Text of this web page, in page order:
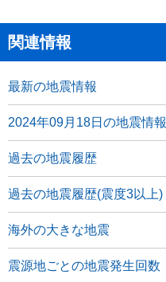
関連情報
最新の地震情報
2024年09月18日の地震情報
過去の地震履歴
過去の地震履歴(震度3以上)
海外の大きな地震
震源地ごとの地震発生回数